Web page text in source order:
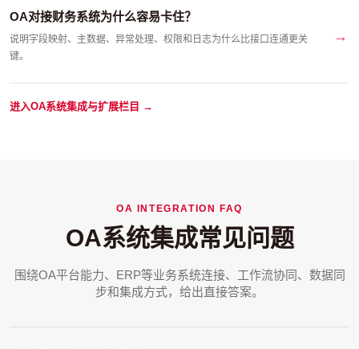
OA对接财务系统为什么容易卡住？
说明字段映射、主数据、异常处理、权限和日志为什么比接口连通更关
键。
进入OA系统集成与扩展栏目 →
OA INTEGRATION FAQ
OA系统集成常见问题
围绕OA平台能力、ERP等业务系统连接、工作流协同、数据同
步和集成方式，给出直接答案。